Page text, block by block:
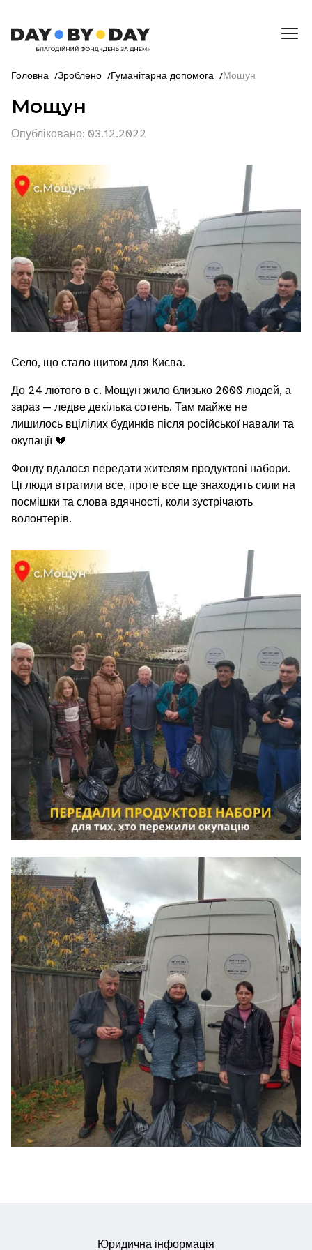
Головна /Зроблено /Гуманітарна допомога /Мощун
Мощун
Опубліковано: 03.12.2022
Село, що стало щитом для Києва.
До 24 лютого в с. Мощун жило близько 2000 людей, а
зараз — ледве декілька сотень. Там майже не
лишилось вцілілих будинків після російської навали та
окупації 💔
Фонду вдалося передати жителям продуктові набори.
Ці люди втратили все, проте все ще знаходять сили на
посмішки та слова вдячності, коли зустрічають
волонтерів.
Юридична інформація